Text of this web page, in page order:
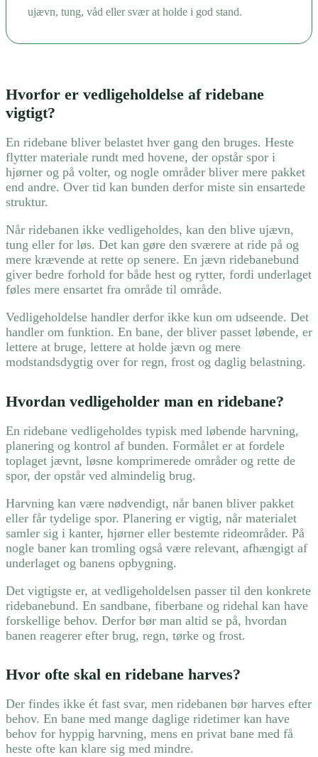
ujævn, tung, våd eller svær at holde i god stand.
Hvorfor er vedligeholdelse af ridebane
vigtigt?
En ridebane bliver belastet hver gang den bruges. Heste
flytter materiale rundt med hovene, der opstår spor i
hjørner og på volter, og nogle områder bliver mere pakket
end andre. Over tid kan bunden derfor miste sin ensartede
struktur.
Når ridebanen ikke vedligeholdes, kan den blive ujævn,
tung eller for løs. Det kan gøre den sværere at ride på og
mere krævende at rette op senere. En jævn ridebanebund
giver bedre forhold for både hest og rytter, fordi underlaget
føles mere ensartet fra område til område.
Vedligeholdelse handler derfor ikke kun om udseende. Det
handler om funktion. En bane, der bliver passet løbende, er
lettere at bruge, lettere at holde jævn og mere
modstandsdygtig over for regn, frost og daglig belastning.
Hvordan vedligeholder man en ridebane?
En ridebane vedligeholdes typisk med løbende harvning,
planering og kontrol af bunden. Formålet er at fordele
toplaget jævnt, løsne komprimerede områder og rette de
spor, der opstår ved almindelig brug.
Harvning kan være nødvendigt, når banen bliver pakket
eller får tydelige spor. Planering er vigtig, når materialet
samler sig i kanter, hjørner eller bestemte rideområder. På
nogle baner kan tromling også være relevant, afhængigt af
underlaget og banens opbygning.
Det vigtigste er, at vedligeholdelsen passer til den konkrete
ridebanebund. En sandbane, fiberbane og ridehal kan have
forskellige behov. Derfor bør man altid se på, hvordan
banen reagerer efter brug, regn, tørke og frost.
Hvor ofte skal en ridebane harves?
Der findes ikke ét fast svar, men ridebanen bør harves efter
behov. En bane med mange daglige ridetimer kan have
behov for hyppig harvning, mens en privat bane med få
heste ofte kan klare sig med mindre.